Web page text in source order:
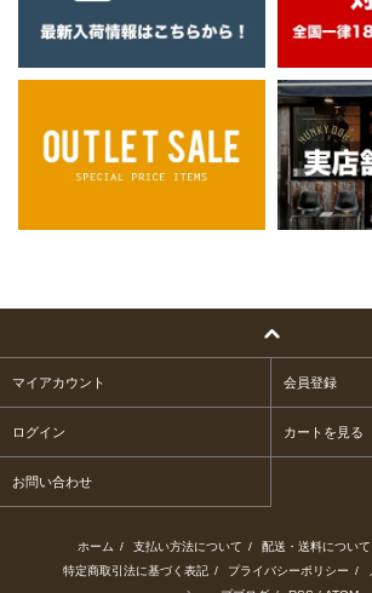
マイアカウント 会員登録
ログイン カートを見る
お問い合わせ
ホーム / 支払い方法について / 配送・送料について
特定商取引法に基づく表記 / プライバシーポリシー /